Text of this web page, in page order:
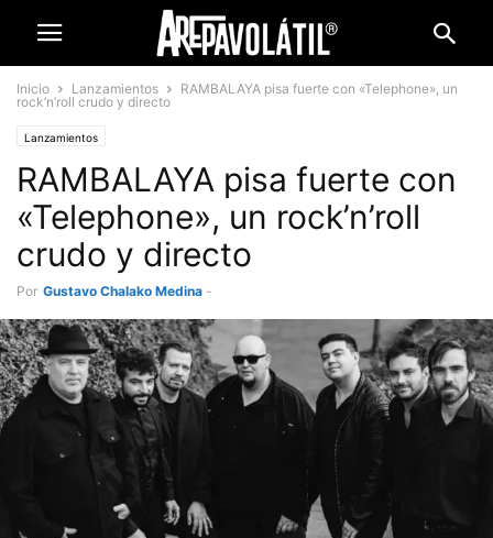
Inicio Lanzamientos
RAMBALAYA pisa fuerte con «Telephone», un
rock’n’roll crudo y directo
Lanzamientos
RAMBALAYA pisa fuerte con
«Telephone», un rock’n’roll
crudo y directo
Por Gustavo Chalako Medina -